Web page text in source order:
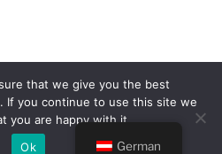
German
that we give you the best
If you continue to use this site we
you are happy with it.
Ok